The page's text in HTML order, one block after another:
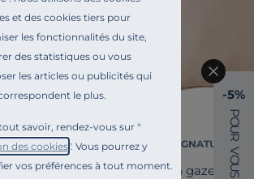
et des cookies tiers pour
les fonctionnalités du site,
des statistiques ou vous
les articles ou publicités qui
le plus.
savoir, rendez-vous sur "
des cookies". Vous pourrez y
vos préférences à tout moment.
Nôle
CAMIF SIGNATURE
Coussin gaze de
-5%
P
O
U
R
V
O
U
S